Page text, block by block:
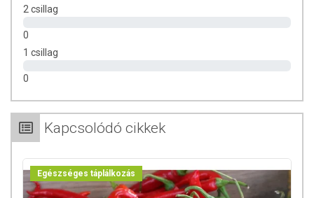
Csomagolja és forgalmazza: ÍZTÁR-Fűszermanufaktúra Kft.
2 csillag
0
1 csillag
0
Kapcsolódó cikkek
Egészséges táplálkozás